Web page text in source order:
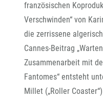
französischen
Verschwinden“ von
die zerrissene
Cannes-Beitrag
Zusammenarbeit mit
Fantomes“ entsteht
Millet („Roller